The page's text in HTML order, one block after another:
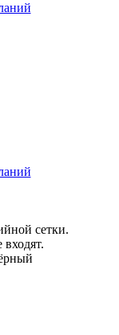
cетки.